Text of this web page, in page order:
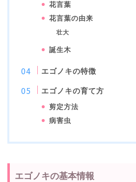
花言葉
花言葉の由来
壮大
誕生木
エゴノキの特徴
エゴノキの育て方
剪定方法
病害虫
エゴノキの基本情報